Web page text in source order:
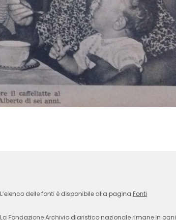
L’elenco delle fonti è disponibile alla pagina Fonti
La Fondazione Archivio diaristico nazionale rimane in ogni